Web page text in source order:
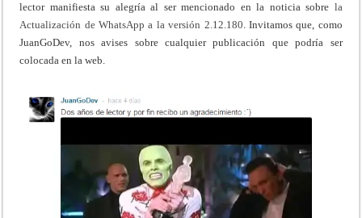
lector manifiesta su alegría al ser mencionado en la noticia sobre la
Actualización de WhatsApp a la versión 2.12.180. Invitamos que, como
JuanGoDev, nos avises sobre cualquier publicación que podría ser
colocada en la web.